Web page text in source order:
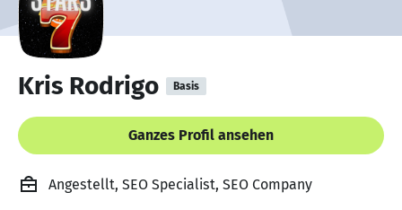
Kris Rodrigo Basis
Ganzes Profil ansehen
Angestellt, SEO Specialist, SEO Company